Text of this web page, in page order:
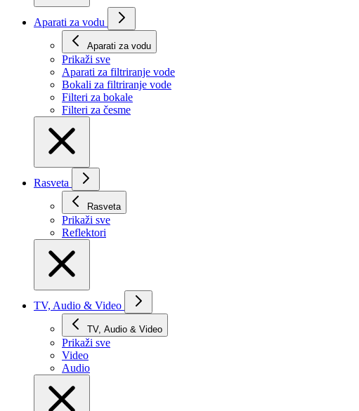
Aparati za vodu
Aparati za vodu
Prikaži svе
Aparati za filtriranje vode
Bokali za filtriranje vode
Filteri za bokale
Filteri za česme
Rasveta
Rasveta
Prikaži svе
Reflektori
TV, Audio & Video
TV, Audio & Video
Prikaži svе
Video
Audio